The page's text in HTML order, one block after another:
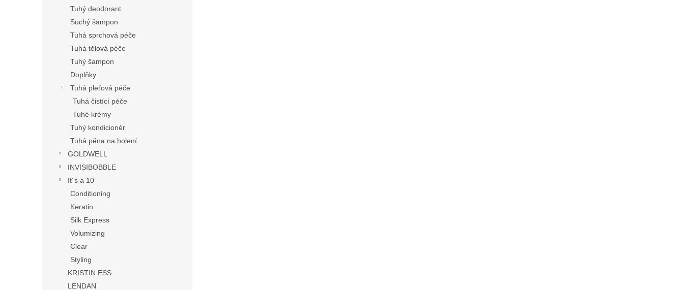
Tuhý deodorant
Suchý šampon
Tuhá sprchová péče
Tuhá tělová péče
Tuhý šampon
Doplňky
Tuhá pleťová péče
Tuhá čistící péče
Tuhé krémy
Tuhý kondicionér
Tuhá pěna na holení
GOLDWELL
INVISIBOBBLE
It´s a 10
Conditioning
Keratin
Silk Express
Volumizing
Clear
Styling
KRISTIN ESS
LENDAN